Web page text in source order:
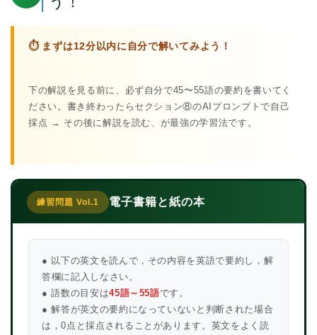
⏱ まずは12分以内に自分で解いてみよう！
下の解説を見る前に、必ず自分で45〜55語の要約を書いてく
ださい。書き終わったらセクション⑧のAIプロンプトで自己
採点 → その後に解説を読む、が最強の学習法です。
練習問題 Vol.1 電子書籍と紙の本
● 以下の英文を読んで，その内容を英語で要約し，解
答欄に記入しなさい。
● 語数の目安は45語～55語です。
● 解答が英文の要約になっていないと判断された場合
は，0点と採点されることがあります。英文をよく読